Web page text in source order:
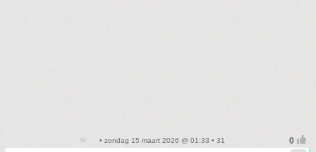
• zondag 15 maart 2026 @ 01:33 • 31